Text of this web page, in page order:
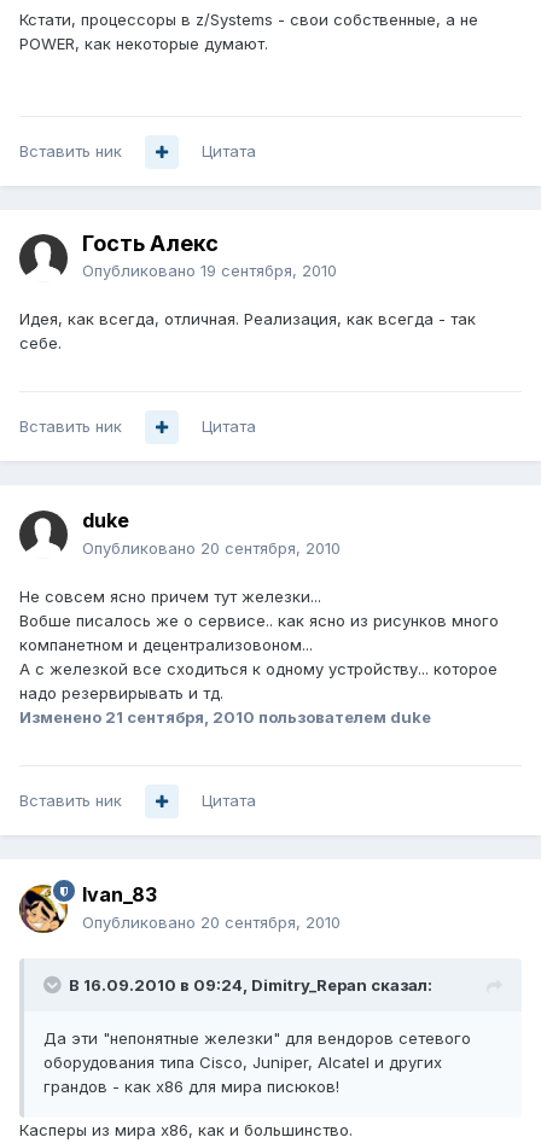
Кстати, процессоры в z/Systems - свои собственные, а не
POWER, как некоторые думают.
Вставить ник Цитата
Гость Алекс
Опубликовано 19 сентября, 2010
Идея, как всегда, отличная. Реализация, как всегда - так
себе.
Вставить ник Цитата
duke
Опубликовано 20 сентября, 2010
Не совсем ясно причем тут железки...
Вобше писалось же о сервисе.. как ясно из рисунков много
компанетном и децентрализовоном...
А с железкой все сходиться к одному устройству... которое
надо резервирывать и тд.
Изменено 21 сентября, 2010 пользователем duke
Вставить ник Цитата
Ivan_83
Опубликовано 20 сентября, 2010
В 16.09.2010 в 09:24, Dimitry_Repan сказал:
Да эти "непонятные железки" для вендоров сетевого
оборудования типа Cisco, Juniper, Alcatel и других
грандов - как x86 для мира писюков!
Касперы из мира х86, как и большинство.